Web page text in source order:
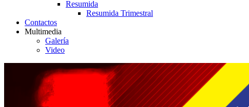
Resumida
Resumida Trimestral
Contactos
Multimedia
Galería
Video